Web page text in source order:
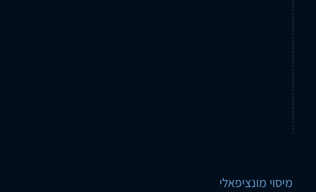
מיסוי מונציפאלי